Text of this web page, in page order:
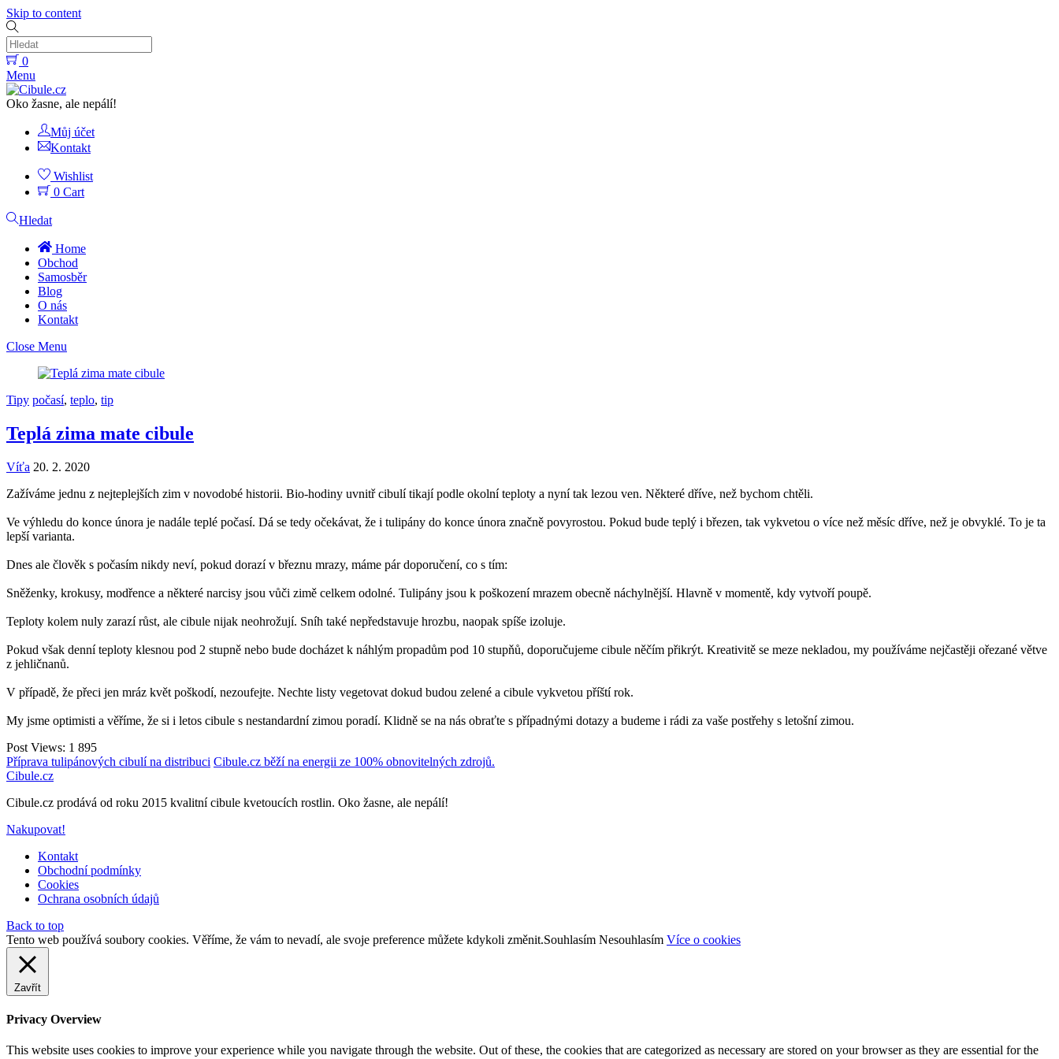
Skip to content
0
Menu
Oko žasne, ale nepálí!
Můj účet
Kontakt
Wishlist
0 Cart
Hledat
Home
Obchod
Samosběr
Blog
O nás
Kontakt
Close Menu
Tipy počasí, teplo, tip
Teplá zima mate cibule
Víťa 20. 2. 2020
Zažíváme jednu z nejteplejších zim v novodobé historii. Bio-hodiny uvnitř cibulí tikají podle okolní teploty a nyní tak lezou ven. Některé dříve, než bychom chtěli.
Ve výhledu do konce února je nadále teplé počasí. Dá se tedy očekávat, že i tulipány do konce února značně povyrostou. Pokud bude teplý i březen, tak vykvetou o více než měsíc dříve, než je obvyklé. To je ta
lepší varianta.
Dnes ale člověk s počasím nikdy neví, pokud dorazí v březnu mrazy, máme pár doporučení, co s tím:
Sněženky, krokusy, modřence a některé narcisy jsou vůči zimě celkem odolné. Tulipány jsou k poškození mrazem obecně náchylnější. Hlavně v momentě, kdy vytvoří poupě.
Teploty kolem nuly zarazí růst, ale cibule nijak neohrožují. Sníh také nepředstavuje hrozbu, naopak spíše izoluje.
Pokud však denní teploty klesnou pod 2 stupně nebo bude docházet k náhlým propadům pod 10 stupňů, doporučujeme cibule něčím přikrýt. Kreativitě se meze nekladou, my používáme nejčastěji ořezané větve
z jehličnanů.
V případě, že přeci jen mráz květ poškodí, nezoufejte. Nechte listy vegetovat dokud budou zelené a cibule vykvetou příští rok.
My jsme optimisti a věříme, že si i letos cibule s nestandardní zimou poradí. Klidně se na nás obraťte s případnými dotazy a budeme i rádi za vaše postřehy s letošní zimou.
Post Views: 1 895
Příprava tulipánových cibulí na distribuci Cibule.cz běží na energii ze 100% obnovitelných zdrojů.
Cibule.cz
Cibule.cz prodává od roku 2015 kvalitní cibule kvetoucích rostlin. Oko žasne, ale nepálí!
Nakupovat!
Kontakt
Obchodní podmínky
Cookies
Ochrana osobních údajů
Back to top
Tento web používá soubory cookies. Věříme, že vám to nevadí, ale svoje preference můžete kdykoli změnit.Souhlasím Nesouhlasím Více o cookies
Zavřít
Privacy Overview
This website uses cookies to improve your experience while you navigate through the website. Out of these, the cookies that are categorized as necessary are stored on your browser as they are essential for the